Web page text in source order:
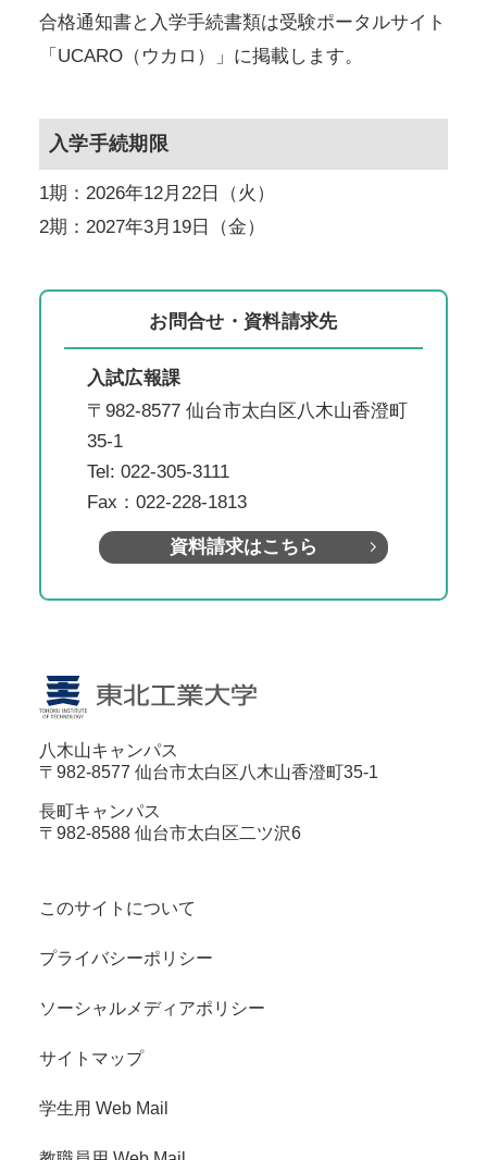
合格通知書と入学手続書類は受験ポータルサイト
「UCARO（ウカロ）」に掲載します。
入学手続期限
1期：2026年12月22日（火）
2期：2027年3月19日（金）
お問合せ・資料請求先
入試広報課
〒982-8577 仙台市太白区八木山香澄町
35-1
Tel: 022-305-3111
Fax：022-228-1813
資料請求はこちら
八木山キャンパス
〒982-8577 仙台市太白区八木山香澄町35-1
長町キャンパス
〒982-8588 仙台市太白区二ツ沢6
このサイトについて
プライバシーポリシー
ソーシャルメディアポリシー
サイトマップ
学生用 Web Mail